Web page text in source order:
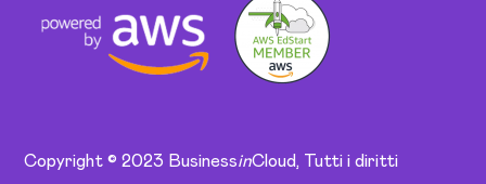
Copyright © 2023 BusinessinCloud, Tutti i diritti